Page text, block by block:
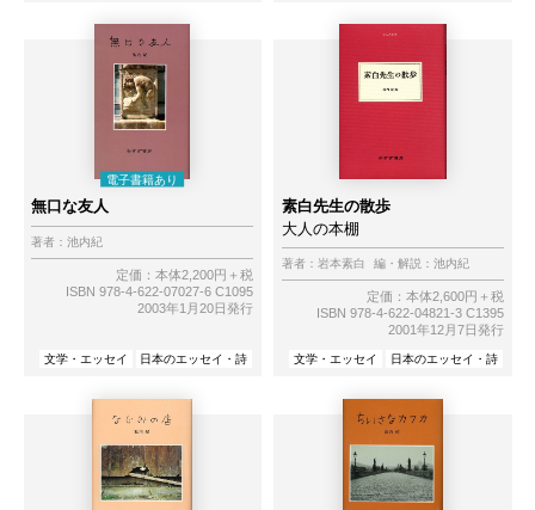
無口な友人
著者： 池内紀
定価：本体2,200円＋税
ISBN 978-4-622-07027-6 C1095
2003年1月20日発行
文学・エッセイ 日本のエッセイ・詩
素白先生の散歩
大人の本棚
著者： 岩本素白 編・解説： 池内紀
定価：本体2,600円＋税
ISBN 978-4-622-04821-3 C1395
2001年12月7日発行
文学・エッセイ 日本のエッセイ・詩